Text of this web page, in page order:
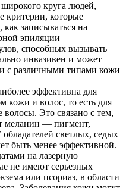
круга людей,
критерии, которые
записываться на
эпиляции —
способных вызывать
инвазивен и может
с различными типами кожи
эффективна для
кожи и волос, то есть для
волосы. Это связано с тем,
меланин — пигмент,
светлых, седых
быть менее эффективной.
на лазерную
не имеют серьезных
или псориаз, в области